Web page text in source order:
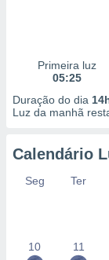
Primeira luz
05:25
Duração do dia
Luz da manhã
Calendário
Seg Ter
10 11